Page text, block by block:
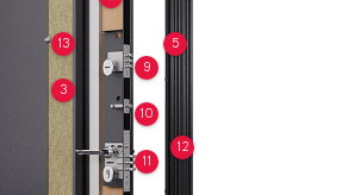
3
5
9
10
11
12
13